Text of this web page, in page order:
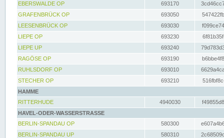
EBERSWALDE OP
693170
GRAFENBRÜCK OP
693050
LEESENBRÜCK OP
693030
LIEPE OP
693230
LIEPE UP
693240
RAGÖSE OP
693190
RUHLSDORF OP
693010
STECHER OP
693210
HAMME
RITTERHUDE
4940030
HAVEL-ODER-WASSERSTRASSE
BERLIN-SPANDAU OP
580300
BERLIN-SPANDAU UP
580310